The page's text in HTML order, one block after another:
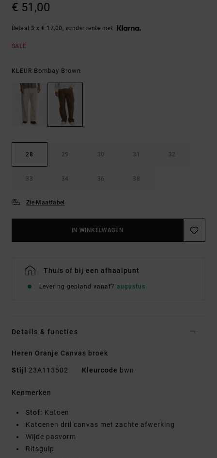
€ 51,00
Betaal 3 x € 17,00, zonder rente met
SALE
KLEUR Bombay Brown
28 29 30 31 32
33 34 36 38
Zie Maattabel
IN WINKELWAGEN
Thuis of bij een afhaalpunt
Levering gepland vanaf7 augustus
Details & functies
Heren Oranje Canvas broek
Stijl 23A113502 Kleurcode bwn
Kenmerken
Stof: Katoen
Katoenen dril canvas met zachte afwerking
Wijde pasvorm
Ritsgulp